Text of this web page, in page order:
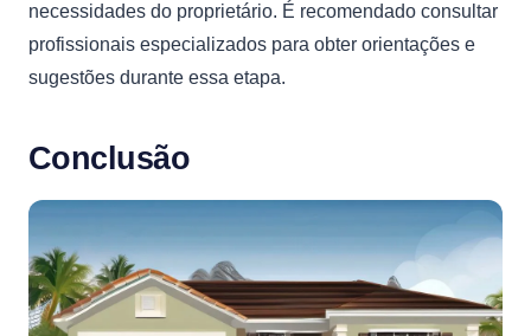
necessidades do proprietário. É recomendado consultar
profissionais especializados para obter orientações e
sugestões durante essa etapa.
Conclusão